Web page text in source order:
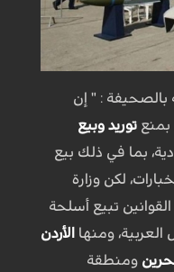
: " إن
بمنع توريد وبيع
بما في ذلك بيع
لكن وزارة
تبيع أسلحة
ومنها
الأردن
ومنطقة